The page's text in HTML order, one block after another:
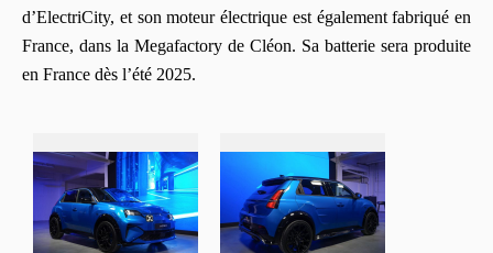
d’ElectriCity, et son moteur électrique est également fabriqué en
France, dans la Megafactory de Cléon. Sa batterie sera produite
en France dès l’été 2025.